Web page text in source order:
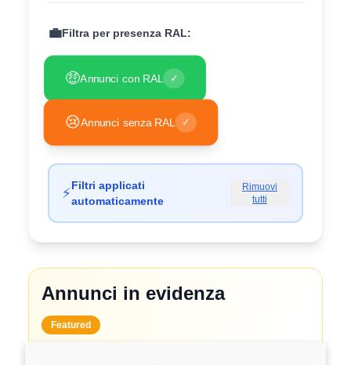
💼Filtra per presenza RAL:
🤑Annunci con RAL ✓
😢Annunci senza RAL ✓
⚡Filtri applicati
automaticamente
Rimuovi
tutti
Annunci in evidenza
Featured